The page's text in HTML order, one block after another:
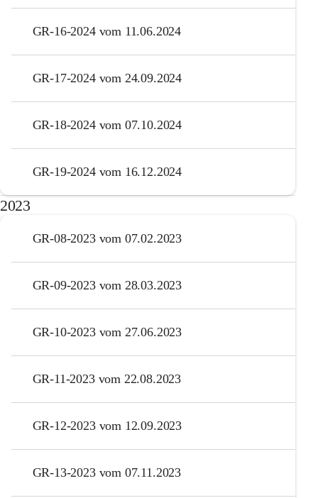
GR-16-2024 vom 11.06.2024
GR-17-2024 vom 24.09.2024
GR-18-2024 vom 07.10.2024
GR-19-2024 vom 16.12.2024
2023
GR-08-2023 vom 07.02.2023
GR-09-2023 vom 28.03.2023
GR-10-2023 vom 27.06.2023
GR-11-2023 vom 22.08.2023
GR-12-2023 vom 12.09.2023
GR-13-2023 vom 07.11.2023